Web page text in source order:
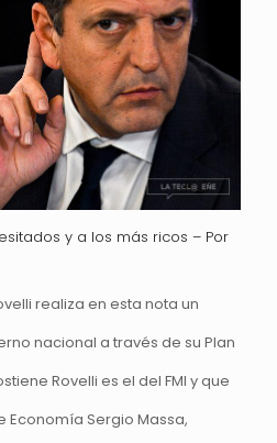
y a los más ricos – Por
realiza en esta nota un
nacional a través de su Plan
Rovelli es el del FMI y que
Economía Sergio Massa,